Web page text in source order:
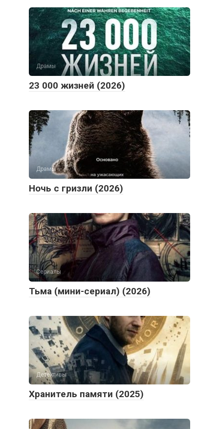
Драмы
23 000 жизней (2026)
Драмы
Ночь с гризли (2026)
Сериалы
Тьма (мини-сериал) (2026)
Детективы
Хранитель памяти (2025)